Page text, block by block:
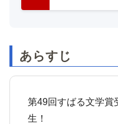
あらすじ
第49回すばる文学賞
生！